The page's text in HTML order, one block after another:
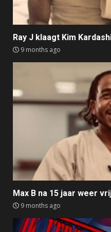
Ray J klaagt Kim
9 months ago
Max B na 15 jaar weer
9 months ago